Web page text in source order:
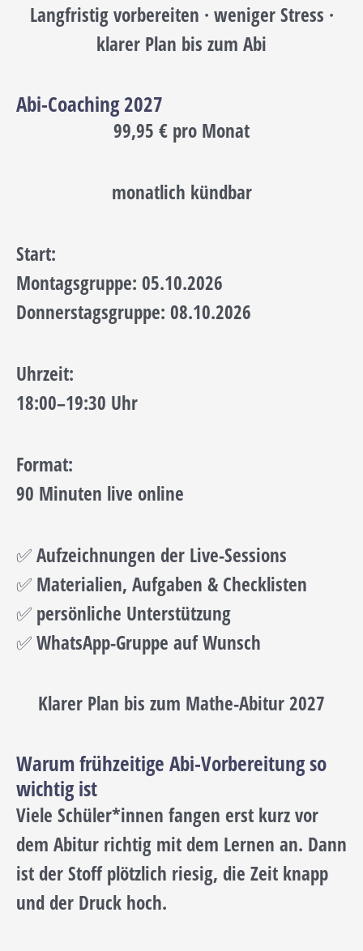
Langfristig vorbereiten · weniger Stress ·
klarer Plan bis zum Abi
Abi-Coaching 2027
99,95 € pro Monat
monatlich kündbar
Start:
Montagsgruppe: 05.10.2026
Donnerstagsgruppe: 08.10.2026
Uhrzeit:
18:00–19:30 Uhr
Format:
90 Minuten live online
✅ Aufzeichnungen der Live-Sessions
✅ Materialien, Aufgaben & Checklisten
✅ persönliche Unterstützung
✅ WhatsApp-Gruppe auf Wunsch
Klarer Plan bis zum Mathe-Abitur 2027
Warum frühzeitige Abi-Vorbereitung so
wichtig ist
Viele Schüler*innen fangen erst kurz vor
dem Abitur richtig mit dem Lernen an. Dann
ist der Stoff plötzlich riesig, die Zeit knapp
und der Druck hoch.